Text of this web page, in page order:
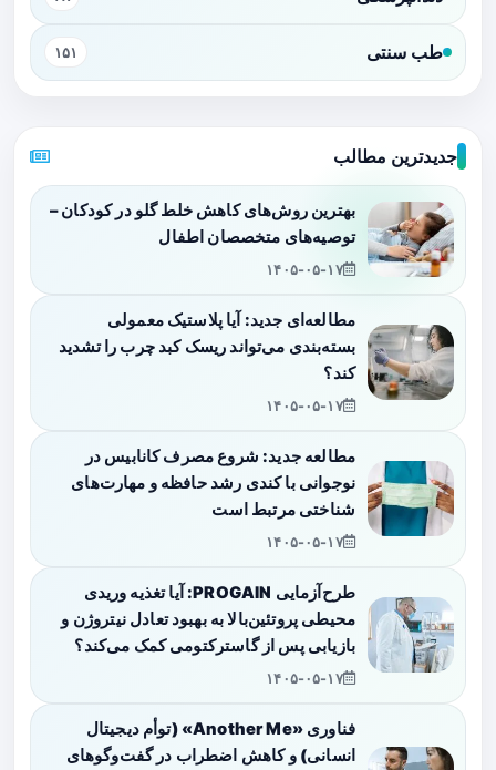
طب سنتی ۱۵۱
جدیدترین مطالب
بهترین روش‌های کاهش خلط گلو در کودکان –
توصیه‌های متخصصان اطفال
۱۴۰۵-۰۵-۱۷
مطالعه‌ای جدید: آیا پلاستیک معمولی
بسته‌بندی می‌تواند ریسک کبد چرب را تشدید
کند؟
۱۴۰۵-۰۵-۱۷
مطالعه جدید: شروع مصرف کانابیس در
نوجوانی با کندی رشد حافظه و مهارت‌های
شناختی مرتبط است
۱۴۰۵-۰۵-۱۷
طرح‌آزمایی PROGAIN: آیا تغذیه وریدی
محیطی پروتئین‌بالا به بهبود تعادل نیتروژن و
بازیابی پس از گاسترکتومی کمک می‌کند؟
۱۴۰۵-۰۵-۱۷
فناوری «Another Me» (توأم دیجیتال
انسانی) و کاهش اضطراب در گفت‌وگوهای